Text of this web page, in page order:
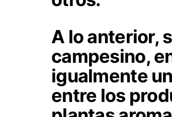
A lo anterior,
campesino,
igualmente
entre los